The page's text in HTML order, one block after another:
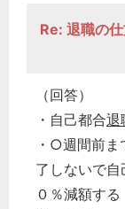
Re: 退職の
（回答）
・自己都合退
・○週間前ま
了しないで自
０％減額する